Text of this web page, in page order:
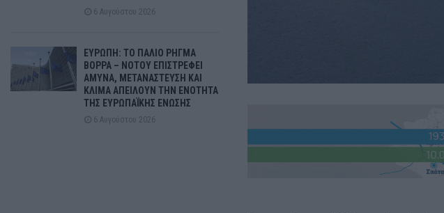
6 Αυγούστου 2026
ΕΥΡΩΠΗ: ΤΟ ΠΑΛΙΟ ΡΗΓΜΑ
ΒΟΡΡΑ – ΝΟΤΟΥ ΕΠΙΣΤΡΕΦΕΙ
ΑΜΥΝΑ, ΜΕΤΑΝΑΣΤΕΥΣΗ ΚΑΙ
ΚΛΙΜΑ ΑΠΕΙΛΟΥΝ ΤΗΝ ΕΝΟΤΗΤΑ
ΤΗΣ ΕΥΡΩΠΑΪΚΗΣ ΕΝΩΣΗΣ
6 Αυγούστου 2026